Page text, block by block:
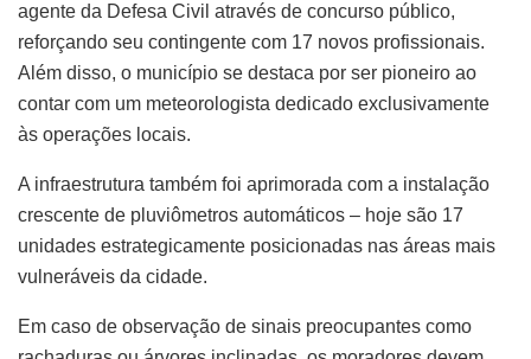
agente da Defesa Civil através de concurso público,
reforçando seu contingente com 17 novos profissionais.
Além disso, o município se destaca por ser pioneiro ao
contar com um meteorologista dedicado exclusivamente
às operações locais.
A infraestrutura também foi aprimorada com a instalação
crescente de pluviômetros automáticos – hoje são 17
unidades estrategicamente posicionadas nas áreas mais
vulneráveis da cidade.
Em caso de observação de sinais preocupantes como